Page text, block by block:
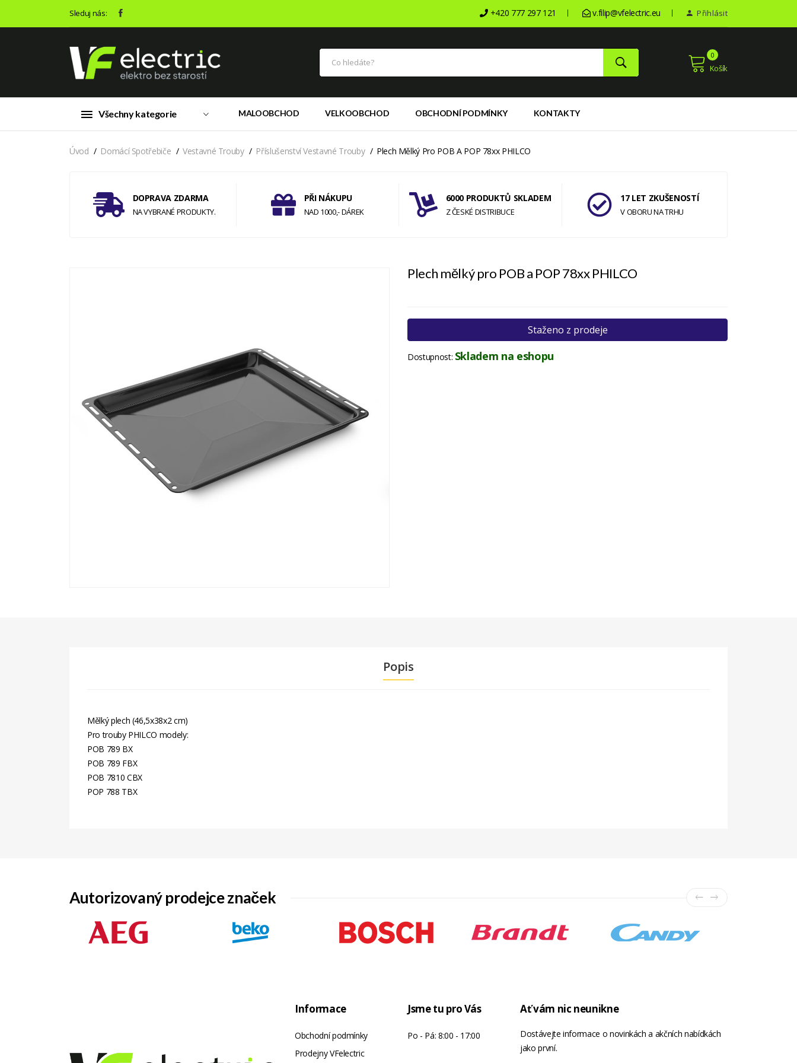
Sleduj nás: +420 777 297 121 v.filip@vfelectric.eu Přihlásit
Košík
0
Všechny kategorie MALOOBCHOD VELKOOBCHOD OBCHODNÍ PODMÍNKY KONTAKTY
Úvod Domácí Spotřebiče Vestavné Trouby Příslušenství Vestavné Trouby Plech Mělký Pro POB A POP 78xx PHILCO
DOPRAVA ZDARMA
NA VYBRANÉ PRODUKTY.
PŘI NÁKUPU
NAD 1000,- DÁREK
6000 PRODUKTŮ SKLADEM
Z ČESKÉ DISTRIBUCE
17 LET ZKUŠENOSTÍ
V OBORU NA TRHU
Plech mělký pro POB a POP 78xx PHILCO
Staženo z prodeje
Dostupnost: Skladem na eshopu
Popis
Mělký plech (46,5x38x2 cm)
Pro trouby PHILCO modely:
POB 789 BX
POB 789 FBX
POB 7810 CBX
POP 788 TBX
Autorizovaný prodejce značek
Informace
Obchodní podmínky
Prodejny VFelectric
Jsme tu pro Vás
Po - Pá: 8:00 - 17:00
Ať vám nic neunikne
Dostávejte informace o novinkách a akčních nabídkách
jako první.